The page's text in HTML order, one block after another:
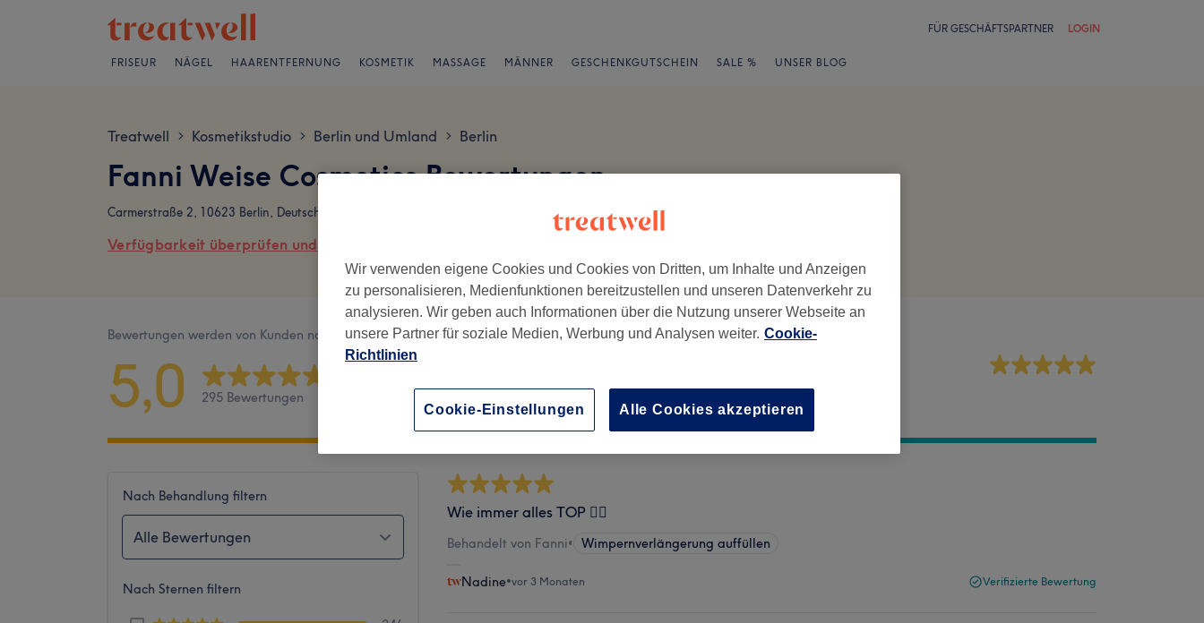
FÜR GESCHÄFTSPARTNER LOGIN
FRISEUR NÄGEL HAARENTFERNUNG KOSMETIK MASSAGE MÄNNER GESCHENKGUTSCHEIN SALE % UNSER BLOG
Treatwell > Kosmetikstudio > Berlin und Umland > Berlin
Fanni Weise Cosmetics Bewertungen
Carmerstraße 2, 10623 Berlin, Deutschland
Verfügbarkeit überprüfen und online buchen
Bewertungen werden von Kunden nach ihrem Besuch geschrieben.
5,0 295 Bewertungen Sauberkeit
Nach Behandlung filtern
Alle Bewertungen
Nach Sternen filtern
Wie immer alles TOP 👍🏼
Behandelt von Fanni• Wimpernverlängerung auffüllen
Nadine•vor 3 Monaten Verifizierte Bewertung
Wir verwenden eigene Cookies und Cookies von Dritten, um Inhalte und Anzeigen
zu personalisieren, Medienfunktionen bereitzustellen und unseren Datenverkehr zu
analysieren. Wir geben auch Informationen über die Nutzung unserer Webseite an
unsere Partner für soziale Medien, Werbung und Analysen weiter. Cookie-
Richtlinien
Cookie-Einstellungen Alle Cookies akzeptieren